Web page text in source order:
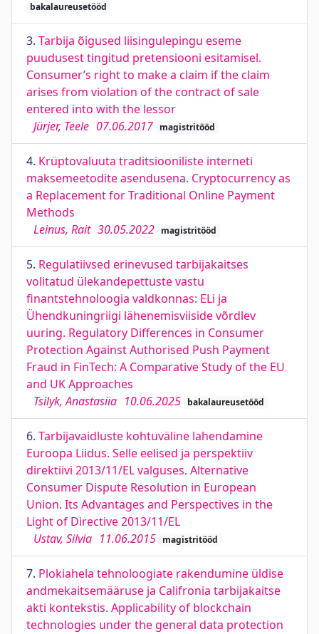
bakalaureusetööd
3. Tarbija õigused liisingulepingu eseme
puudusest tingitud pretensiooni esitamisel.
Consumer’s right to make a claim if the claim
arises from violation of the contract of sale
entered into with the lessor
Jürjer, Teele 07.06.2017 magistritööd
4. Krüptovaluuta traditsiooniliste interneti
maksemeetodite asendusena. Cryptocurrency as
a Replacement for Traditional Online Payment
Methods
Leinus, Rait 30.05.2022 magistritööd
5. Regulatiivsed erinevused tarbijakaitses
volitatud ülekandepettuste vastu
finantstehnoloogia valdkonnas: ELi ja
Ühendkuningriigi lähenemisviiside võrdlev
uuring. Regulatory Differences in Consumer
Protection Against Authorised Push Payment
Fraud in FinTech: A Comparative Study of the EU
and UK Approaches
Tsilyk, Anastasiia 10.06.2025 bakalaureusetööd
6. Tarbijavaidluste kohtuväline lahendamine
Euroopa Liidus. Selle eelised ja perspektiiv
direktiivi 2013/11/EL valguses. Alternative
Consumer Dispute Resolution in European
Union. Its Advantages and Perspectives in the
Light of Directive 2013/11/EL
Ustav, Silvia 11.06.2015 magistritööd
7. Plokiahela tehnoloogiate rakendumine üldise
andmekaitsemääruse ja Califronia tarbijakaitse
akti kontekstis. Applicability of blockchain
technologies under the general data protection